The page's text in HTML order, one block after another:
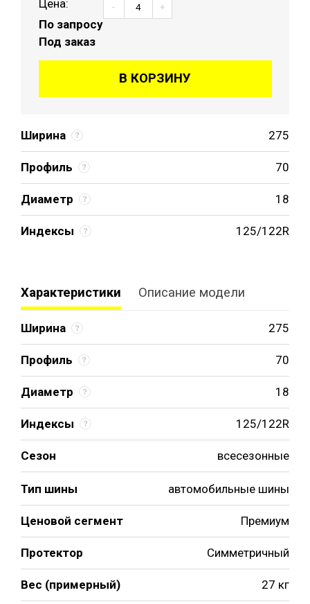
Ширина 275
Профиль 70
Диаметр 18
Индексы 125/122R
Цена:
По запросу
Под заказ
- +
В КОРЗИНУ
Характеристики Описание модели
Ширина 275
Профиль 70
Диаметр 18
Индексы 125/122R
Сезон всесезонные
Тип шины автомобильные шины
Ценовой сегмент Премиум
Протектор Симметричный
Вес (примерный) 27 кг